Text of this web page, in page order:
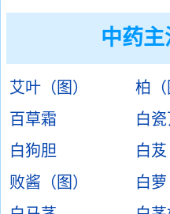
中药主
艾叶（图）
柏（
百草霜
白
白狗胆
白芨
败酱（图）
白萝